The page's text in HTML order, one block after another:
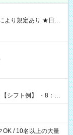
GET♪ お仕事後はコ
】試
OK / 10名以上の大量